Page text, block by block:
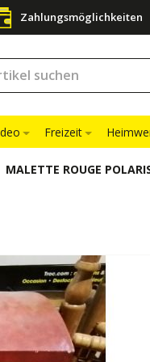
Zahlungsmöglichkeiten
Freizeit
MALETTE ROUGE